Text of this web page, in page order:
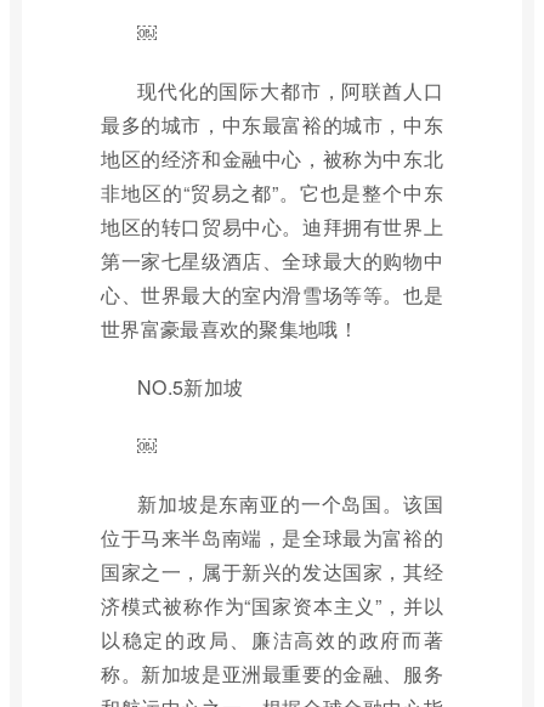
￼
现代化的国际大都市，阿联酋人口
最多的城市，中东最富裕的城市，中东
地区的经济和金融中心，被称为中东北
非地区的“贸易之都”。它也是整个中东
地区的转口贸易中心。迪拜拥有世界上
第一家七星级酒店、全球最大的购物中
心、世界最大的室内滑雪场等等。也是
世界富豪最喜欢的聚集地哦！
NO.5新加坡
￼
新加坡是东南亚的一个岛国。该国
位于马来半岛南端，是全球最为富裕的
国家之一，属于新兴的发达国家，其经
济模式被称作为“国家资本主义”，并以
以稳定的政局、廉洁高效的政府而著
称。新加坡是亚洲最重要的金融、服务